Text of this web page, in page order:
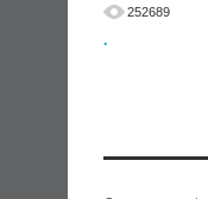
252689
.